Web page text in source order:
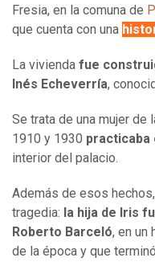
Fresia, en la comuna de
que cuenta con una
La vivienda fue
Inés Echeverría,
Se trata de una mujer de
1910 y 1930 practicaba
interior del palacio.
Además de esos
tragedia: la hija de Iris
Roberto Barceló, en un
de la época y que